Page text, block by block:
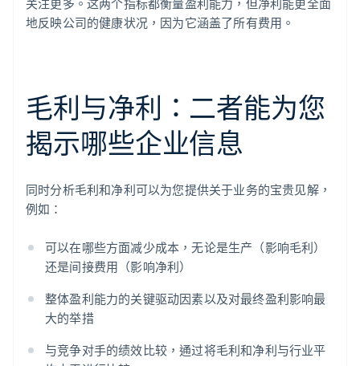
关注更多。这两个指标都衡量盈利能力，但净利能更全面
地反映公司的健康状况，因为它涵盖了所有费用。
毛利与净利：二者能为您
揭示哪些企业信息
同时分析毛利和净利可以为您提供关于业务的宝贵见解，
例如：
可以在哪些方面减少成本，无论是生产（影响毛利）
还是间接费用（影响净利）
整体盈利能力的关键驱动因素以及对最终盈利影响最
大的举措
与竞争对手的绩效比较，通过将毛利和净利与行业平